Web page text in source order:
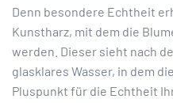
Denn besondere Echtheit
Kunstharz, mit dem die
werden. Dieser sieht nach
glasklares Wasser, in dem
Pluspunkt für die Echtheit